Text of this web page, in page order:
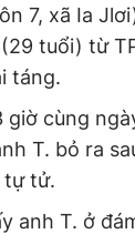
trên điện thoại
7, xã Ia
tuổi) từ
táng.
cùng
T. bỏ ra
tự tử.
anh T. ở